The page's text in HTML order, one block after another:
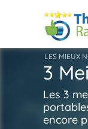
LES MIEUX
3
Les 3
encore